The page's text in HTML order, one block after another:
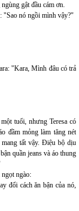
gật đầu cám ơn.
"Sao nó ngồi mình vậy?"
"Kara, Mình đâu có trả
tuổi, nhưng Teresa có
đầm mỏng làm tăng nét
tất vậy. Điệu bộ dịu
quần jeans và áo thung
ngào:
đổi cách ăn bận của nó,